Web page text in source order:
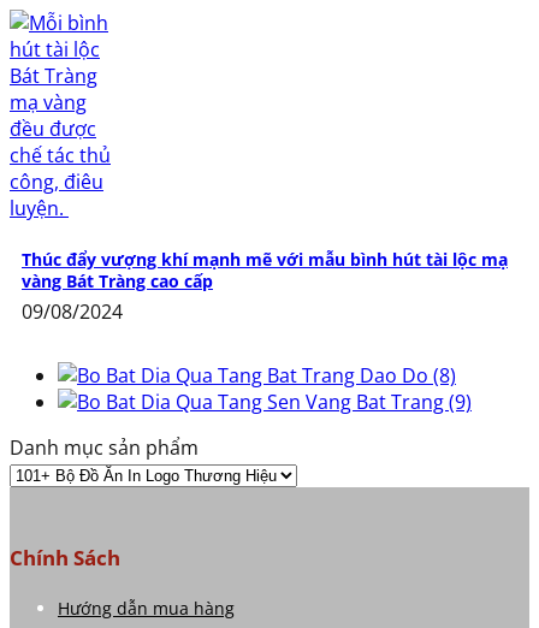
Thúc đẩy vượng khí mạnh mẽ với mẫu bình hút tài lộc mạ
vàng Bát Tràng cao cấp
09/08/2024
Danh mục sản phẩm
Chính Sách
Hướng dẫn mua hàng